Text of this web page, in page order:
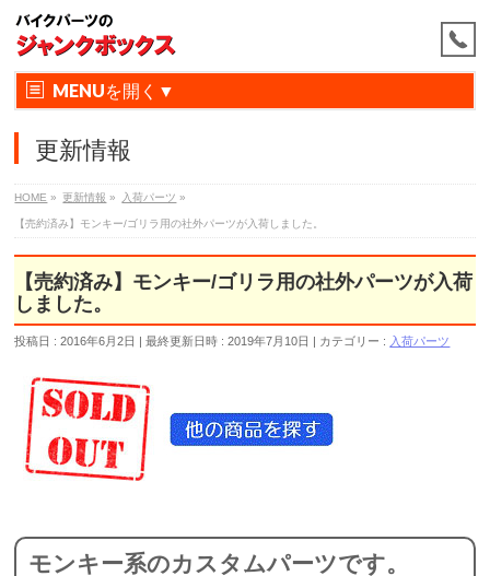
MENU
更新情報
HOME » 更新情報 » 入荷パーツ »
【売約済み】モンキー/ゴリラ用の社外パーツが入荷しました。
【売約済み】モンキー/ゴリラ用の社外パーツが入荷
しました。
投稿日 : 2016年6月2日 最終更新日時 : 2019年7月10日 カテゴリー : 入荷パーツ
モンキー系のカスタムパーツです。